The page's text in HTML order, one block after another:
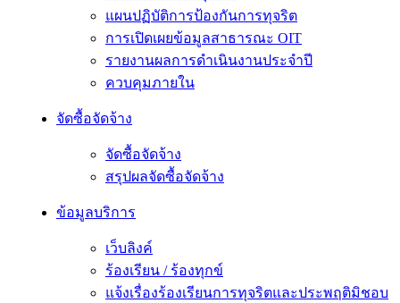
แผนปฏิบัติการป้องกันการทุจริต
การเปิดเผยข้อมูลสาธารณะ OIT
รายงานผลการดำเนินงานประจำปี
ควบคุมภายใน
จัดซื้อจัดจ้าง
จัดซื้อจัดจ้าง
สรุปผลจัดซื้อจัดจ้าง
ข้อมูลบริการ
เว็บลิงค์
ร้องเรียน / ร้องทุกข์
แจ้งเรื่องร้องเรียนการทุจริตและประพฤติมิชอบ